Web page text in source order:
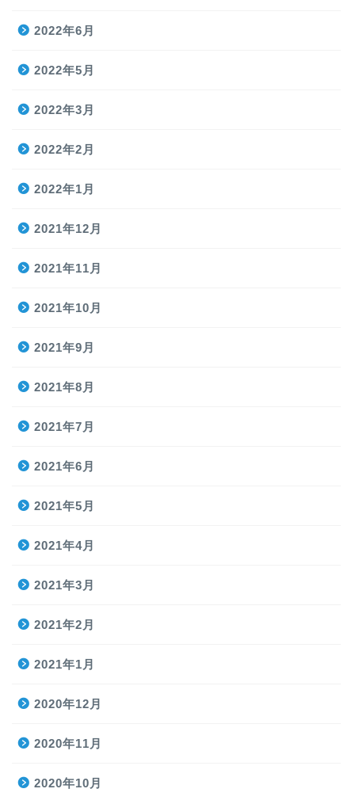
2022年6月
2022年5月
2022年3月
2022年2月
2022年1月
2021年12月
2021年11月
2021年10月
2021年9月
2021年8月
2021年7月
2021年6月
2021年5月
2021年4月
2021年3月
2021年2月
2021年1月
2020年12月
2020年11月
2020年10月